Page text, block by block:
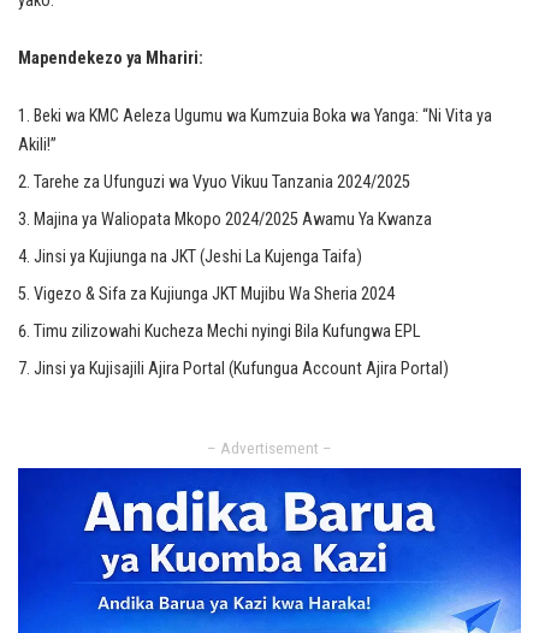
Mapendekezo ya Mhariri:
Beki wa KMC Aeleza Ugumu wa Kumzuia Boka wa Yanga: “Ni Vita ya
Akili!”
Tarehe za Ufunguzi wa Vyuo Vikuu Tanzania 2024/2025
Majina ya Waliopata Mkopo 2024/2025 Awamu Ya Kwanza
Jinsi ya Kujiunga na JKT (Jeshi La Kujenga Taifa)
Vigezo & Sifa za Kujiunga JKT Mujibu Wa Sheria 2024
Timu zilizowahi Kucheza Mechi nyingi Bila Kufungwa EPL
Jinsi ya Kujisajili Ajira Portal (Kufungua Account Ajira Portal)
– Advertisement –